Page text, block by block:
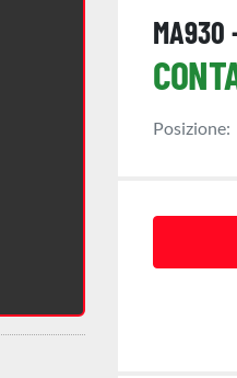
MA930
Posizione: